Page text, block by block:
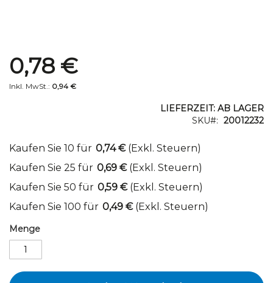
Special
Price
0,94 €
0,78 €
LIEFERZEIT: AB LAGER
SKU
20012232
Kaufen Sie 10 für 0,74 € (Exkl. Steuern)
Kaufen Sie 25 für 0,69 € (Exkl. Steuern)
Kaufen Sie 50 für 0,59 € (Exkl. Steuern)
Kaufen Sie 100 für 0,49 € (Exkl. Steuern)
Menge